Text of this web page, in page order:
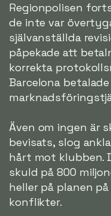
Regionpolisen
de inte var
självanställda
påpekade att
korrekta
Barcelona
Även om ingen är
bevisats, slog
hårt mot klubben.
skuld på 800
heller på planen
konflikter.